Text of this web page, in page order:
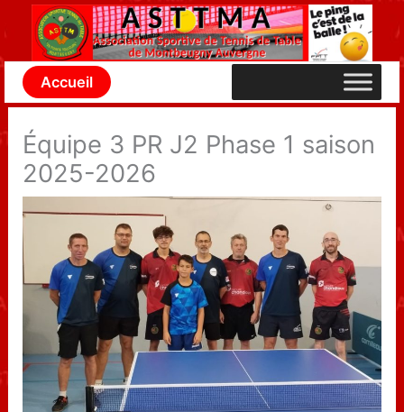
contenu
Accueil
Équipe 3 PR J2 Phase 1 saison
2025-2026